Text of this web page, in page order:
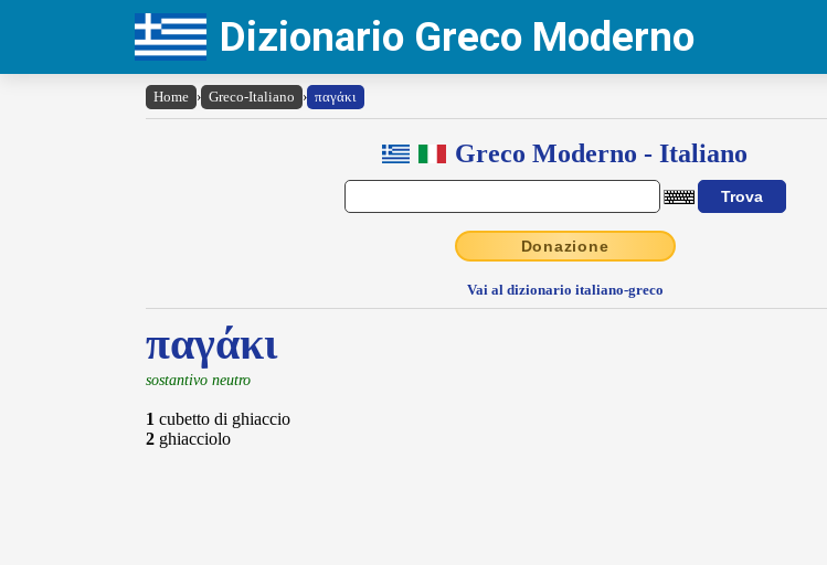
Dizionario Greco Moderno
Home › Greco-Italiano › παγάκι
Greco Moderno - Italiano
Donazione
Vai al dizionario italiano-greco
παγάκι
sostantivo neutro
1 cubetto di ghiaccio
2 ghiacciolo